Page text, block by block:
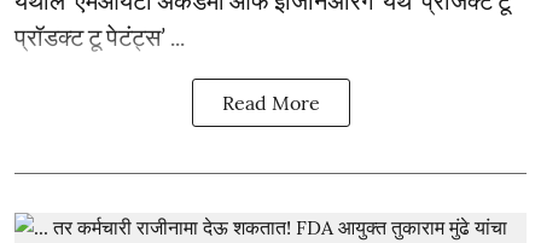
प्रॉडक्ट टू पेटंट्स’ ...
Read More